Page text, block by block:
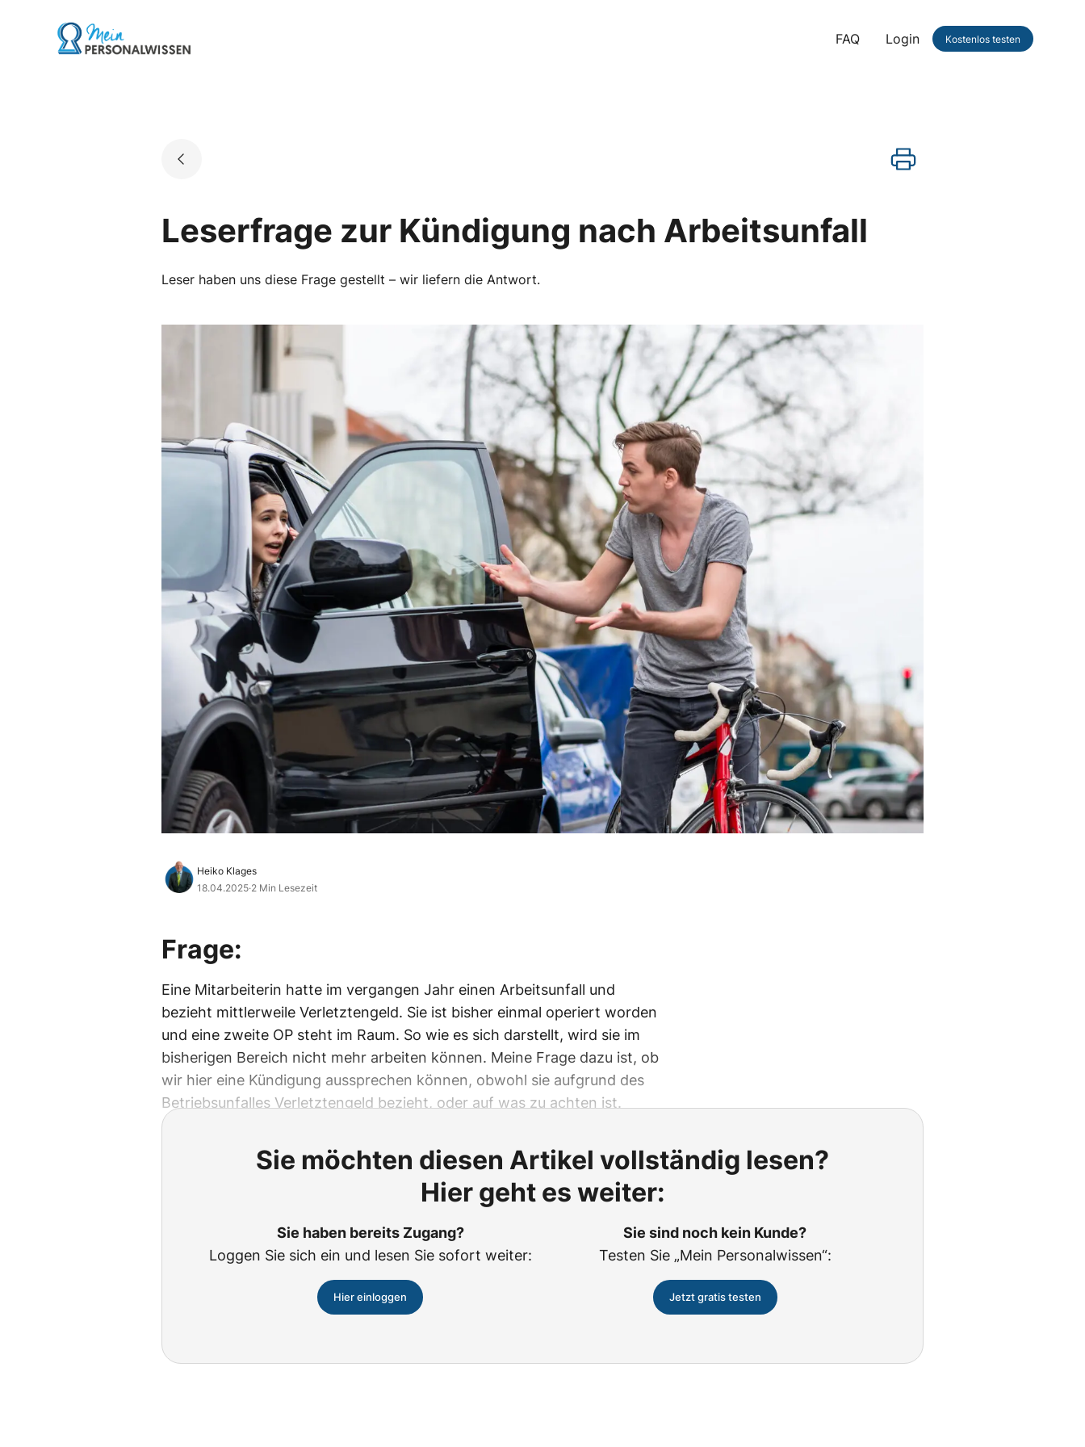
Go to landing page.
FAQ Login Kostenlos testen
Leserfrage zur Kündigung nach Arbeitsunfall
Leser haben uns diese Frage gestellt – wir liefern die Antwort.
Heiko Klages
18.04.2025·2 Min Lesezeit
Frage:
Eine Mitarbeiterin hatte im vergangen Jahr einen Arbeitsunfall und
bezieht mittlerweile Verletztengeld. Sie ist bisher einmal operiert worden
und eine zweite OP steht im Raum. So wie es sich darstellt, wird sie im
bisherigen Bereich nicht mehr arbeiten können. Meine Frage dazu ist, ob
wir hier eine Kündigung aussprechen können, obwohl sie aufgrund des
Betriebsunfalles Verletztengeld bezieht, oder auf was zu achten ist.
Sie möchten diesen Artikel vollständig lesen?
Hier geht es weiter:
Sie haben bereits Zugang?
Loggen Sie sich ein und lesen Sie sofort weiter:
Hier einloggen
Sie sind noch kein Kunde?
Testen Sie „Mein Personalwissen“:
Jetzt gratis testen